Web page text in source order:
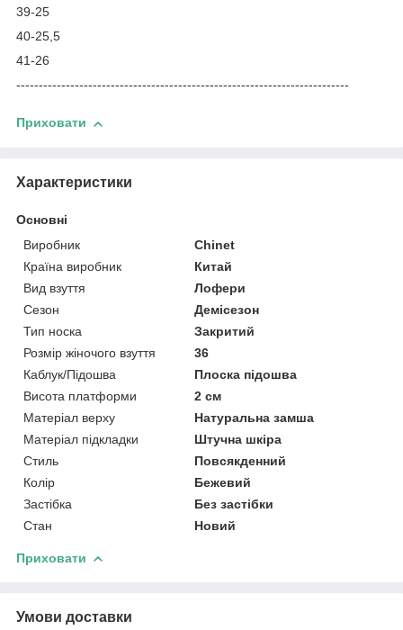
39-25
40-25,5
41-26
--------------------------------------------------------------------------
Приховати
Характеристики
Основні
Виробник
Chinet
Країна виробник
Китай
Вид взуття
Лофери
Сезон
Демісезон
Тип носка
Закритий
Розмір жіночого взуття
36
Каблук/Підошва
Плоска підошва
Висота платформи
2 см
Матеріал верху
Натуральна замша
Матеріал підкладки
Штучна шкіра
Стиль
Повсякденний
Колір
Бежевий
Застібка
Без застібки
Стан
Новий
Приховати
Умови доставки